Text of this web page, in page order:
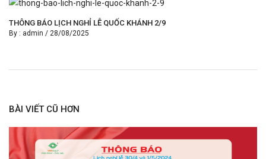
THÔNG BÁO LỊCH NGHỈ LỄ QUỐC KHÁNH 2/9
By : admin / 28/08/2025
BÀI VIẾT CŨ HƠN